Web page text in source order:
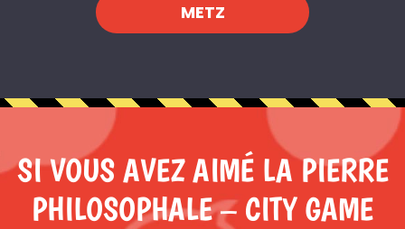
METZ
SI VOUS AVEZ AIMÉ LA PIERRE
PHILOSOPHALE – CITY GAME